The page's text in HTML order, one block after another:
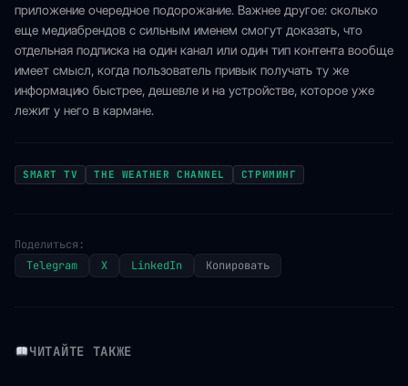
приложение очередное подорожание. Важнее другое: сколько
еще медиабрендов с сильным именем смогут доказать, что
отдельная подписка на один канал или один тип контента вообще
имеет смысл, когда пользователь привык получать ту же
информацию быстрее, дешевле и на устройстве, которое уже
лежит у него в кармане.
SMART TV THE WEATHER CHANNEL СТРИМИНГ
Поделиться:
Telegram
X LinkedIn Копировать
ЧИТАЙТЕ ТАКЖЕ